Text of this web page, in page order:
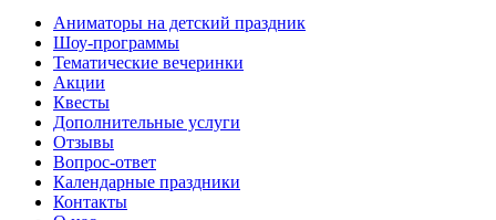
Аниматоры на детский праздник
Шоу-программы
Тематические вечеринки
Акции
Квесты
Дополнительные услуги
Отзывы
Вопрос-ответ
Календарные праздники
Контакты